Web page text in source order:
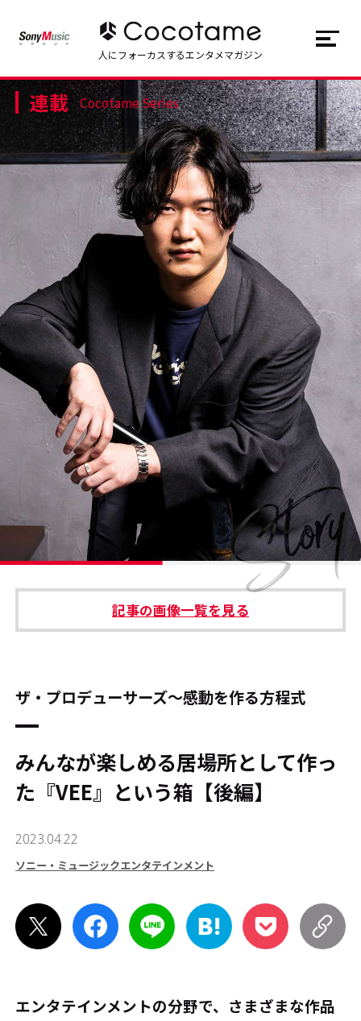
トップ Top
記事一覧 Articles
連載一覧 Series
Cocotameとは About
#エンタメ業界のちょっといい話
#サステナブルな取り組み #スタッフが語る
#リクルート
運営会社 プライバシーポリシー
本サイトご利用にあたって Cookie Settings
JP EN
人にフォーカスするエンタメマガジン
連載 Cocotame Series
記事の画像一覧を見る
ザ・プロデューサーズ～感動を作る方程式
みんなが楽しめる居場所として作っ
た『VEE』という箱【後編】
2023.04.22
ソニー・ミュージックエンタテインメント
エンタテインメントの分野で、さまざまな作品